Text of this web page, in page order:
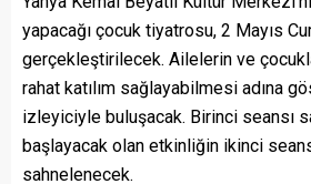
yapacağı çocuk tiyatrosu, 2 Mayıs
gerçekleştirilecek. Ailelerin ve
rahat katılım sağlayabilmesi adına
izleyiciyle buluşacak. Birinci seansı
başlayacak olan etkinliğin ikinci
sahnelenecek.